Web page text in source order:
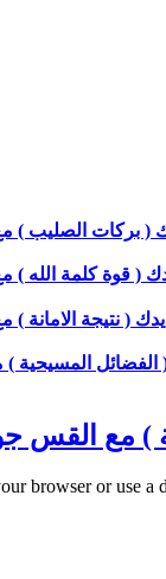
الصليب ) مع القس
قوة كلمة الله ) مع القس
( نتيجة الامانة ) مع
المسيحية ) مع
جوزيف صليبا
browser or use